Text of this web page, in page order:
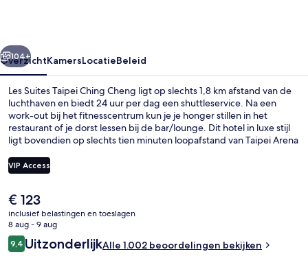
Volgende
104+
OverzichtKamersLocatieBeleid
Les Suites Taipei Ching Cheng ligt op slechts 1,8 km afstand van de
luchthaven en biedt 24 uur per dag een shuttleservice. Na een
work-out bij het fitnesscentrum kun je je honger stillen in het
restaurant of je dorst lessen bij de bar/lounge. Dit hotel in luxe stijl
ligt bovendien op slechts tien minuten loopafstand van Taipei Arena
van het openbaar vervoer: Metrostation Nanjing Fuxing ligt op een
steenworp afstand en naar Metrostation Taipei Arena loop je in
VIP Access
De
huidige
prijs
is
€ 123
€ 123
inclusief belastingen en toeslagen
8 aug - 9 aug
Beoordelingen
9,49,4 op 10 –
UitzonderlijkAlle 1.002 beoordelingen bekijken